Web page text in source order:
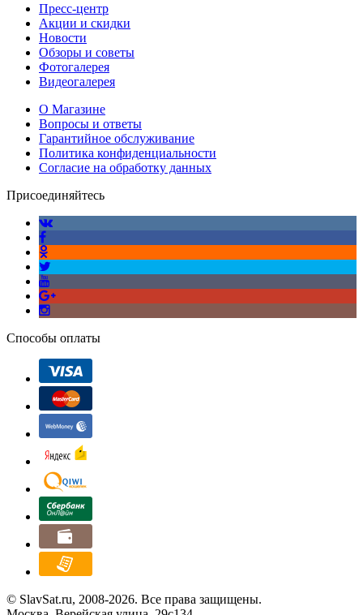
Пресс-центр
Акции и скидки
Новости
Обзоры и советы
Фотогалерея
Видеогалерея
О Магазине
Вопросы и ответы
Гарантийное обслуживание
Политика конфиденциальности
Согласие на обработку данных
Присоединяйтесь
Способы оплаты
© SlavSat.ru, 2008-2026. Все права защищены.